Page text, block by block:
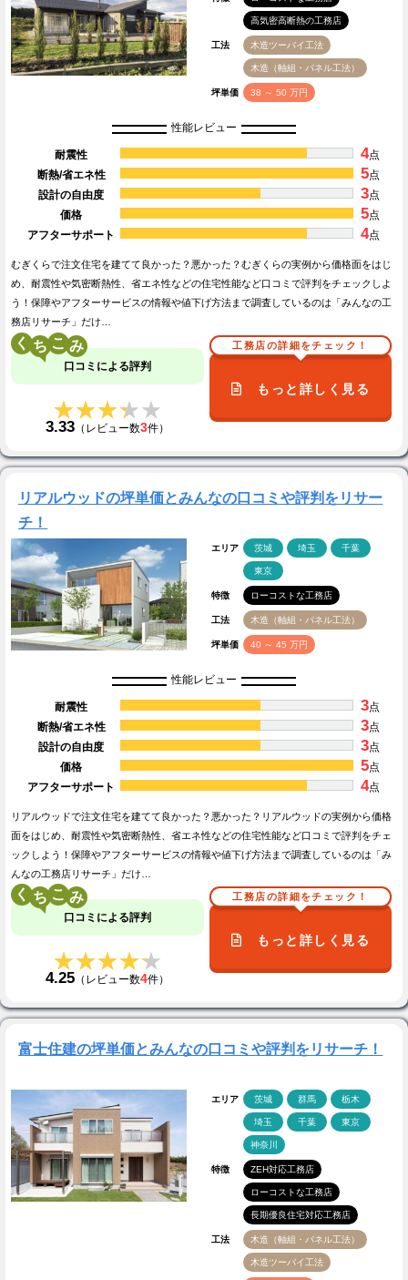
高気密高断熱の工務店
工法 木造ツーバイ工法
木造（軸組・パネル工法）
坪単価 38 ～ 50 万円
性能レビュー
耐震性 4点
断熱/省エネ性
5点
設計の自由度
3点
価格
5点
アフターサポート
4点
むぎくらで注文住宅を建てて良かった？悪かった？むぎくらの実例から価格面をはじ
め、耐震性や気密断熱性、省エネ性などの住宅性能など口コミで評判をチェックしよ
う！保障やアフターサービスの情報や値下げ方法まで調査しているのは「みんなの工
務店リサーチ」だけ…
く こ
口コミによる評判
★★★★★
★★★★★
3.33 （レビュー数3件）
工務店の詳細をチェック！
もっと詳しく見る
リアルウッドの坪単価とみんなの口コミや評判をリサー
チ！
エリア 茨城 埼玉 千葉
東京
特徴 ローコストな工務店
工法 木造（軸組・パネル工法）
坪単価 40 ～ 45 万円
性能レビュー
耐震性 3点
断熱/省エネ性
3点
設計の自由度
3点
価格
5点
アフターサポート
4点
リアルウッドで注文住宅を建てて良かった？悪かった？リアルウッドの実例から価格
面をはじめ、耐震性や気密断熱性、省エネ性などの住宅性能など口コミで評判をチェ
ックしよう！保障やアフターサービスの情報や値下げ方法まで調査しているのは「み
んなの工務店リサーチ」だけ…
く こ
口コミによる評判
★★★★★
★★★★★
4.25 （レビュー数4件）
工務店の詳細をチェック！
もっと詳しく見る
富士住建の坪単価とみんなの口コミや評判をリサーチ！
エリア 茨城 群馬 栃木
埼玉 千葉 東京
神奈川
特徴 ZEH対応工務店
ローコストな工務店
長期優良住宅対応工務店
工法 木造（軸組・パネル工法）
木造ツーバイ工法